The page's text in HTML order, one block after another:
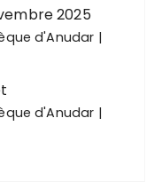
2025
d'Anudar
d'Anudar